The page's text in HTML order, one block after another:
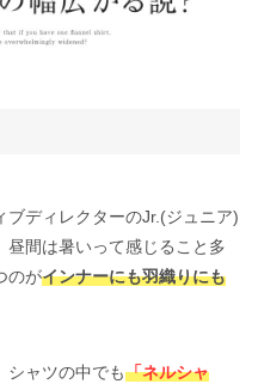
ディレクターのJr.(ジュニア)
昼間は暑いって感じること多
のがインナーにも羽織りにも
シャツの中でも「ネルシャ